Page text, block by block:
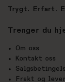
Trygt. Erfart.
Trenger du
Om oss
Kontakt oss
Frakt og